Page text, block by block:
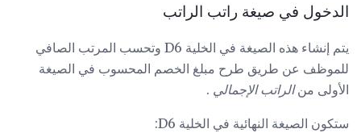
الدخول في صيغة راتب الراتب
يتم إنشاء هذه الصيغة في الخلية D6 وتحسب المرتب الصافي
للموظف عن طريق طرح مبلغ الخصم المحسوب في الصيغة
الأولى منالراتب الإجمالي .
ستكون الصيغة النهائية في الخلية D6: